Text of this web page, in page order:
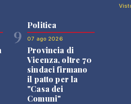
9
Politica
07 ago 2026
Provincia di
Vicenza, oltre 70
sindaci firmano
il patto per la
"Casa dei
Comuni"